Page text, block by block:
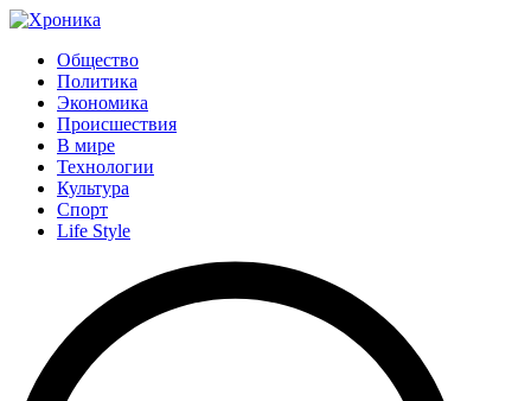
Общество
Политика
Экономика
Происшествия
В мире
Технологии
Культура
Спорт
Life Style